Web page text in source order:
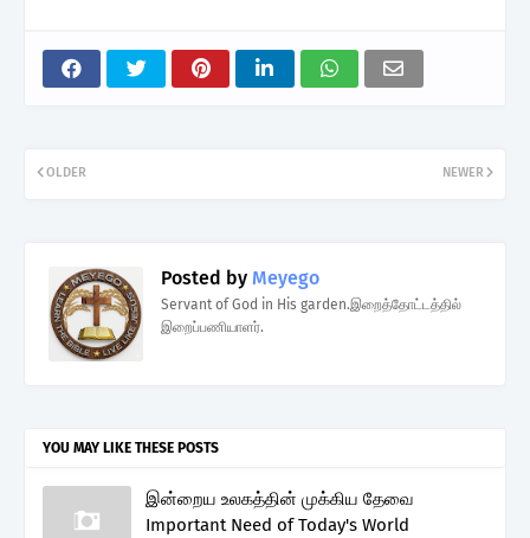
NEWER
OLDER
Posted by Meyego
Servant of God in His garden.இறைத்தோட்டத்தில்
இறைப்பணியாளர்.
YOU MAY LIKE THESE POSTS
இன்றைய உலகத்தின் முக்கிய தேவை
Important Need of Today's World